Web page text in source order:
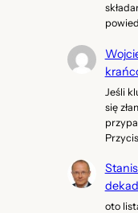
Jeśli
się
oto